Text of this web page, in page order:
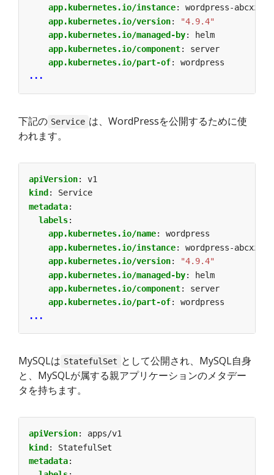
app.kubernetes.io/instance:
wordpress-abcxzy
app.kubernetes.io/version:
"4.9.4"
app.kubernetes.io/managed-by:
helm
app.kubernetes.io/component:
server
app.kubernetes.io/part-of:
wordpress
...
下記の Service は、WordPressを公開するために使
われます。
apiVersion:
v1
kind :
Service
metadata:
labels:
app.kubernetes.io/name:
wordpress
app.kubernetes.io/instance:
wordpress-abcxzy
app.kubernetes.io/version:
"4.9.4"
app.kubernetes.io/managed-by:
helm
app.kubernetes.io/component:
server
app.kubernetes.io/part-of:
wordpress
...
MySQLは StatefulSet として公開され、MySQL自身
と、MySQLが属する親アプリケーションのメタデー
タを持ちます。
apiVersion:
apps/v1
kind:
StatefulSet
metadata: